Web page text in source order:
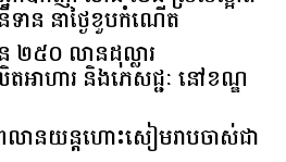
កឧកញ៉ា លាង ម៉េង ស្រស់ស្អាត
ាន នាថ្ងៃខួបកំណើត
២៥០ លានដុល្លារ
ាហារ និងភេសជ្ជៈ នៅខណ្ឌ